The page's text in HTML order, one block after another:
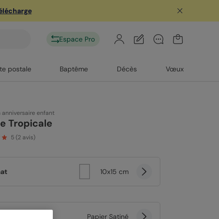
Espace Pro
postale Baptême Décès Vœux
enfant
Tropicale
5(2 avis)
10x15 cm
Papier Satiné